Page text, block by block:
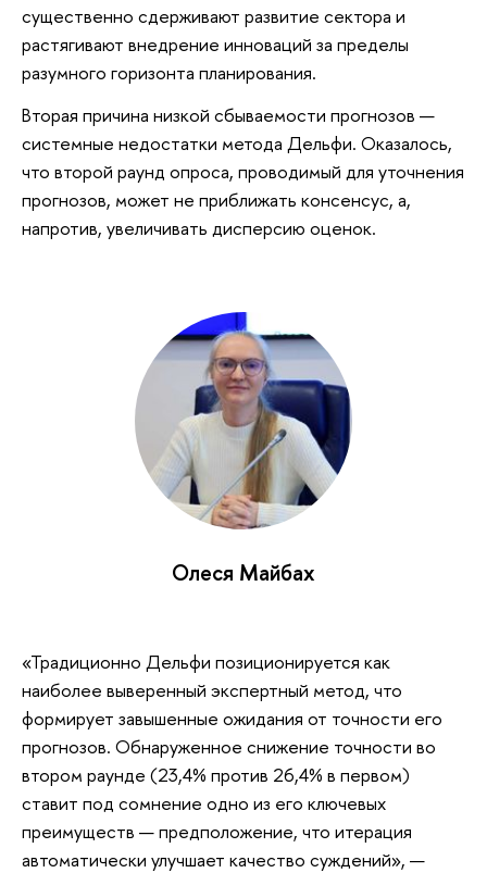
существенно сдерживают развитие сектора и
растягивают внедрение инноваций за пределы
разумного горизонта планирования.
Вторая причина низкой сбываемости прогнозов —
системные недостатки метода Дельфи. Оказалось,
что второй раунд опроса, проводимый для уточнения
прогнозов, может не приближать консенсус, а,
напротив, увеличивать дисперсию оценок.
Олеся Майбах
«Традиционно Дельфи позиционируется как
наиболее выверенный экспертный метод, что
формирует завышенные ожидания от точности его
прогнозов. Обнаруженное снижение точности во
втором раунде (23,4% против 26,4% в первом)
ставит под сомнение одно из его ключевых
преимуществ — предположение, что итерация
автоматически улучшает качество суждений», —